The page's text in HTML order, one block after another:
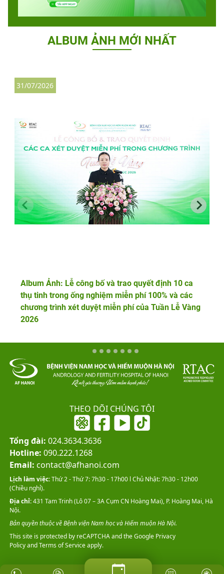
ALBUM ẢNH MỚI NHẤT
Album Ảnh: Lễ công bố và trao quyết định 10 ca
thụ tinh trong ống nghiệm miễn phí 100% và các
chương trình xét duyệt miễn phí của Tuần Lễ Vàng
2026
31/07/2026
THEO DÕI CHÚNG TÔI
Tổng đài: 024.3634.3636
Hotline: 090.222.1268
Email: contact@afhanoi.com
This site is protected by reCAPTCHA and the GooglePrivacy
PolicyandTerms of Serviceapply.
Lịch làm việc:Thứ 2 - Thứ 7: 7h30 - 17h00 l Chủ Nhật: 7h30 - 12h00
(Chiều nghỉ).
Địa chỉ:431 Tam Trinh (Lô 07 – 3A Cụm CN Hoàng Mai), P. Hoàng Mai, Hà
Nội.
Bản quyền thuộc về Bệnh viện Nam học và Hiếm muộn Hà Nội.